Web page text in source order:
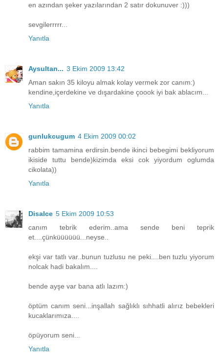
en azından şeker yazılarından 2 satır dokunuver :)))
sevgilerrrrr...
Yanıtla
Aysultan... 3 Ekim 2009 13:42
Aman sakın 35 kiloyu almak kolay vermek zor canım:)
kendine,içerdekine ve dışardakine çoook iyi bak ablacım...
Yanıtla
gunlukcugum 4 Ekim 2009 00:02
rabbim tamamina erdirsin.bende ikinci bebegimi bekliyorum
ikiside tuttu bende)kizimda eksi cok yiyordum oglumda
cikolata))
Yanıtla
Disalce 5 Ekim 2009 10:53
canım tebrik ederim..ama sende beni teprik
et....çünküüüüüü...neyse..
ekşi var tatlı var..bunun tuzlusu ne peki....ben tuzlu yiyorum
nolcak hadi bakalım....
bende ayşe var bana atlı lazım:)
öptüm canım seni...inşallah sağlıklı sıhhatli alırız bebekleri
kucaklarımıza....
öpüyorum seni...
Yanıtla